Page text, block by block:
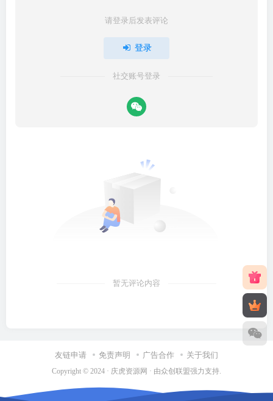
请登录后发表评论
登录
社交账号登录
暂无评论内容
友链申请 免责声明 广告合作 关于我们
Copyright © 2024 · 庆虎资源网 · 由众创联盟强力支持.